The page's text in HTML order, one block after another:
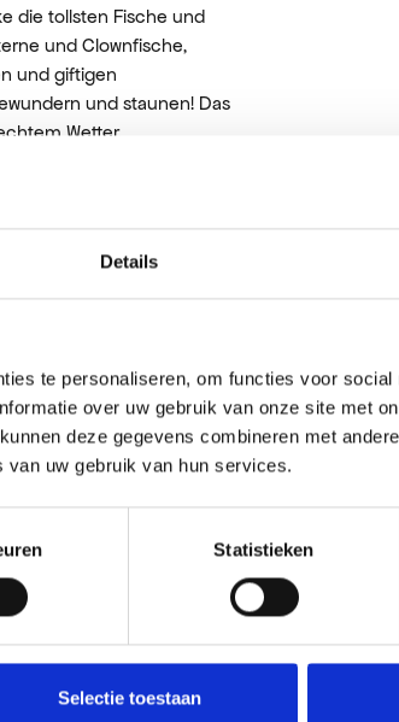
Details
te personaliseren, om functies voor social
over uw gebruik van onze site met
deze gegevens combineren met
uw gebruik van hun services.
Statistieken
Selectie toestaan
die tollsten Fische und
und Clownfische,
und giftigen
und staunen! Das
Wetter.